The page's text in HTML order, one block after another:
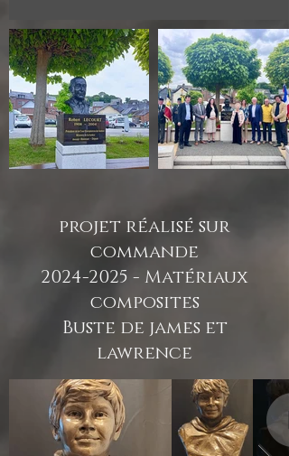
projet réalisé sur
commande
2024-2025 - Matériaux
composites
Buste de james et
lawrence